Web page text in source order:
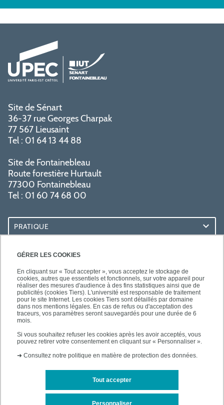
GÉRER LES COOKIES
En cliquant sur « Tout accepter », vous acceptez le stockage de
cookies, autres que essentiels et fonctionnels, sur votre appareil pour
réaliser des mesures d'audience à des fins statistiques ainsi que de
publicités (cookies Tiers). L'université est responsable de traitement
pour le site Internet. Les cookies Tiers sont détaillés par domaine
dans nos mentions légales. En cas de refus ou d'acceptation des
traceurs, vos paramètres seront sauvegardés pour une durée de 6
mois.
Si vous souhaitez refuser les cookies après les avoir acceptés, vous
pouvez retirer votre consentement en cliquant sur « Personnaliser ».
➜ Consultez notre politique en matière de protection des données.
Tout accepter
Site de Sénart
36-37 rue Georges Charpak
77 567 Lieusaint
Tel : 01 64 13 44 88
Site de Fontainebleau
Route forestière Hurtault
77300 Fontainebleau
Tel : 01 60 74 68 00
PRATIQUE
RESSOURCES
SUIVEZ-NOUS
Plan d'accès